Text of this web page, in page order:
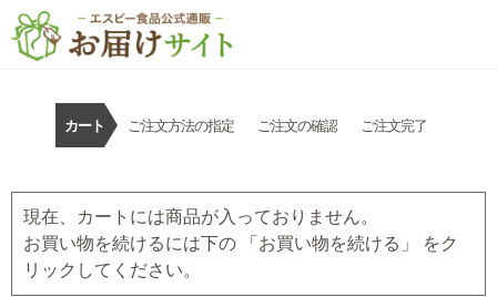
カート ご注文方法の指定 ご注文の確認 ご注文完了
現在、カートには商品が入っておりません。
お買い物を続けるには下の 「お買い物を続ける」 をク
リックしてください。